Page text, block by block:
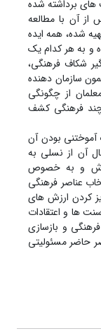
برداشته شده
آن با مطالعه
شده، همه ایده
و به هر کدام یک
شکاف فرهنگی،
سازمان دهنده
از چگونگی
چند فرهنگی کشف
بودن آن
آن از نسلی به
و به خصوص
عناصر فرهنگی
کردن ارزش های
ها و اعتقادات
و بازسازی
حاضر مسئولیتی